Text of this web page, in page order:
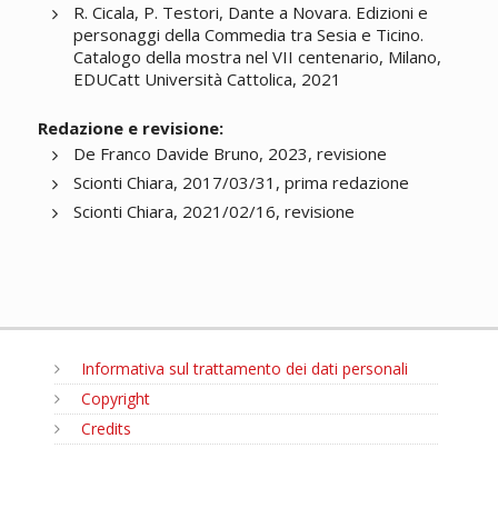
R. Cicala, P. Testori, Dante a Novara. Edizioni e
personaggi della Commedia tra Sesia e Ticino.
Catalogo della mostra nel VII centenario, Milano,
EDUCatt Università Cattolica, 2021
Redazione e revisione:
De Franco Davide Bruno, 2023, revisione
Scionti Chiara, 2017/03/31, prima redazione
Scionti Chiara, 2021/02/16, revisione
Informativa sul trattamento dei dati personali
Copyright
Credits